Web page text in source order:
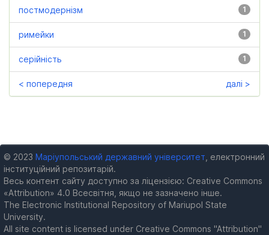
1
постмодернізм
1
римейки
1
серійність
< попередня далі >
© 2023 Маріупольський державний університет , електронний
інституційний репозитарій.
Весь контент сайту доступно за ліцензією: Creative Commons
«Attribution» 4.0 Всесвітня, якщо не зазначено інше.
The Electronic Institutional Repository of Mariupol State
University.
All site content is licensed under Creative Commons "Attribution"